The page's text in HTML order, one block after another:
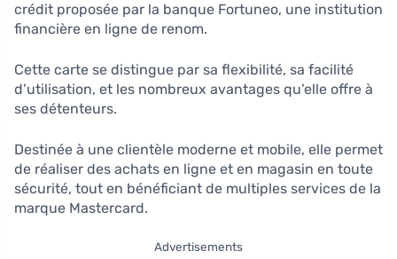
crédit proposée par la banque Fortuneo, une institution
financière en ligne de renom.
Cette carte se distingue par sa flexibilité, sa facilité
d’utilisation, et les nombreux avantages qu’elle offre à
ses détenteurs.
Destinée à une clientèle moderne et mobile, elle permet
de réaliser des achats en ligne et en magasin en toute
sécurité, tout en bénéficiant de multiples services de la
marque Mastercard.
Advertisements